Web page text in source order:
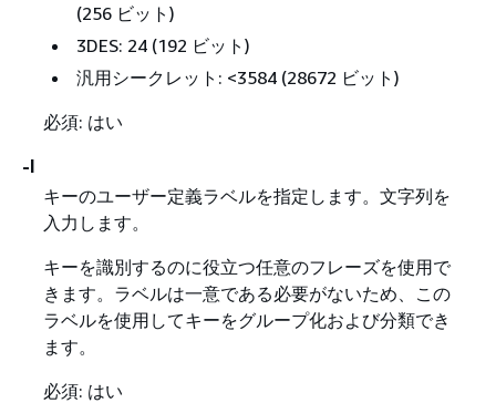
(256 ビット)
3DES: 24 (192 ビット)
汎用シークレット: <3584 (28672 ビット)
必須: はい
-I
キーのユーザー定義ラベルを指定します。文字列を
入力します。
キーを識別するのに役立つ任意のフレーズを使用で
きます。ラベルは一意である必要がないため、この
ラベルを使用してキーをグループ化および分類でき
ます。
必須: はい